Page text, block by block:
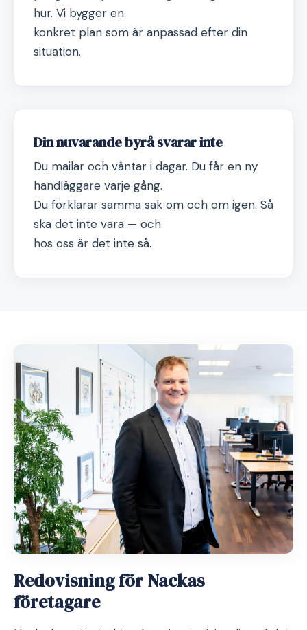
hur. Vi bygger en
konkret plan som är anpassad efter din
situation.
Din nuvarande byrå svarar inte
Du mailar och väntar i dagar. Du får en ny
handläggare varje gång.
Du förklarar samma sak om och om igen. Så
ska det inte vara — och
hos oss är det inte så.
Redovisning för Nackas
företagare